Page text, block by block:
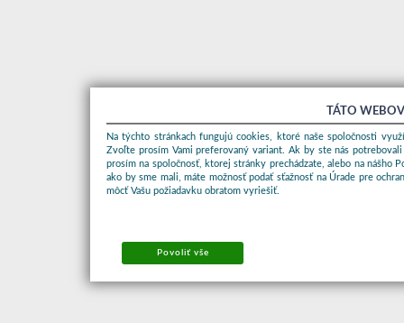
TÁTO
Na týchto stránkach fungujú cookies, ktoré naše spoločnosti
Zvoľte prosím Vami preferovaný variant. Ak by ste nás
prosím na spoločnosť, ktorej stránky prechádzate, alebo na nášho
ako by sme mali, máte možnosť podať sťažnosť na Úrade pre
môcť Vašu požiadavku obratom vyriešiť.
Povoliť vše